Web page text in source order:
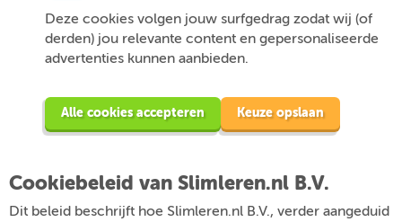
Deze cookies volgen jouw surfgedrag zodat wij (of
derden) jou relevante content en gepersonaliseerde
advertenties kunnen aanbieden.
Alle cookies accepteren Keuze opslaan
Cookiebeleid van Slimleren.nl B.V.
Dit beleid beschrijft hoe Slimleren.nl B.V., verder aangeduid